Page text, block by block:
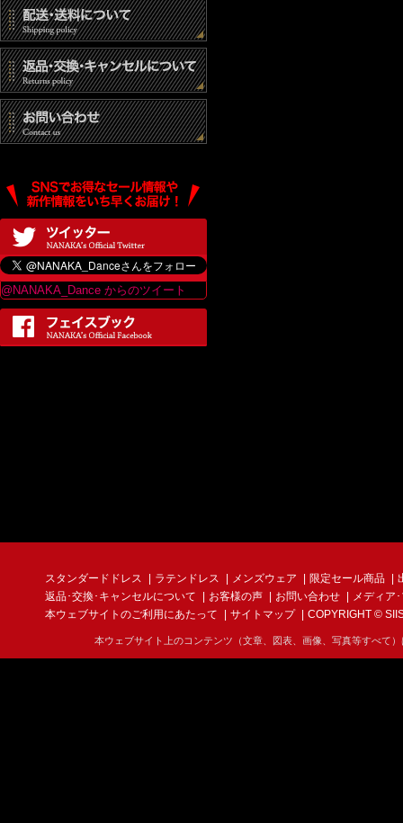
@NANAKA_Dance からのツイート
スタンダードドレス ラテンドレス メンズウェア 限定セール商品
返品･交換･キャンセルについて
お客様の声 お問い合わせ
メディア
本ウェブサイトのご利用にあたって
サイトマップ COPYRIGHT ©
本ウェブサイト上のコンテンツ（文章、図表、画像、写真等すべて